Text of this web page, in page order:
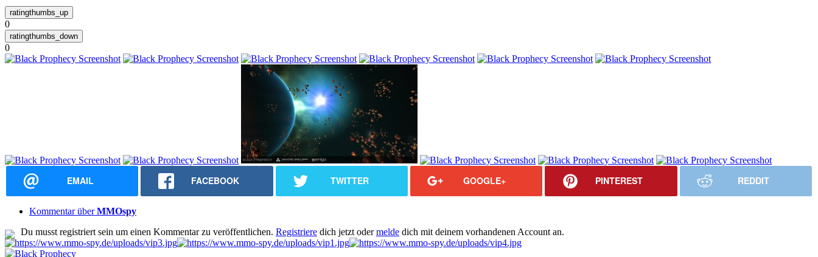
0
0
EMAIL FACEBOOK TWITTER GOOGLE+ PINTEREST REDDIT
Kommentar überMMOspy
Du musst registriert sein um einen Kommentar zu veröffentlichen. Registriere dich jetzt odermelde dich mit deinem vorhandenen Account an.